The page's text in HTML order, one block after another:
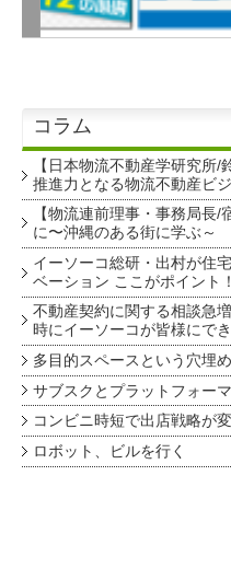
コラム
【日本物流不動産学研究所/
推進力となる物流不動産ビ
【物流連前理事・事務局長/
に〜沖縄のある街に学ぶ～
イーソーコ総研・出村が住
ベーション ここがポイント
不動産契約に関する相談急
時にイーソーコが皆様にでき
多目的スペースという穴埋
サブスクとプラットフォー
コンビニ時短で出店戦略が
ロボット、ビルを行く